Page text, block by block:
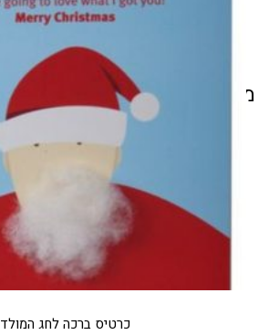
מוצרים קשורים
כרטיס ברכה לחג המולד